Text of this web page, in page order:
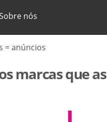
nós
= anúncios
marcas que as